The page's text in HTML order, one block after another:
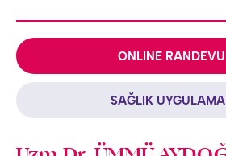
ONLINE
SAĞLIK